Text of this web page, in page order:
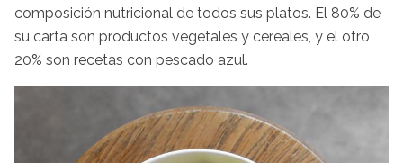
composición nutricional de todos sus platos. El 80% de
su carta son productos vegetales y cereales, y el otro
20% son recetas con pescado azul.